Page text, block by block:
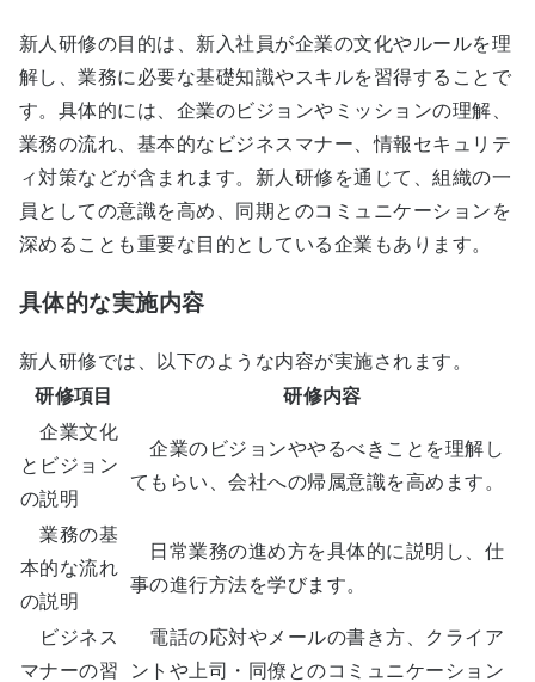
新人研修の目的は、新入社員が企業の文化やルールを理
解し、業務に必要な基礎知識やスキルを習得することで
す。具体的には、企業のビジョンやミッションの理解、
業務の流れ、基本的なビジネスマナー、情報セキュリテ
ィ対策などが含まれます。新人研修を通じて、組織の一
員としての意識を高め、同期とのコミュニケーションを
深めることも重要な目的としている企業もあります。
具体的な実施内容
新人研修では、以下のような内容が実施されます。
研修項目
研修内容
企業文化
とビジョン
の説明
企業のビジョンややるべきことを理解し
てもらい、会社への帰属意識を高めます。
業務の基
本的な流れ
の説明
日常業務の進め方を具体的に説明し、仕
事の進行方法を学びます。
ビジネス
マナーの習
電話の応対やメールの書き方、クライア
ントや上司・同僚とのコミュニケーション